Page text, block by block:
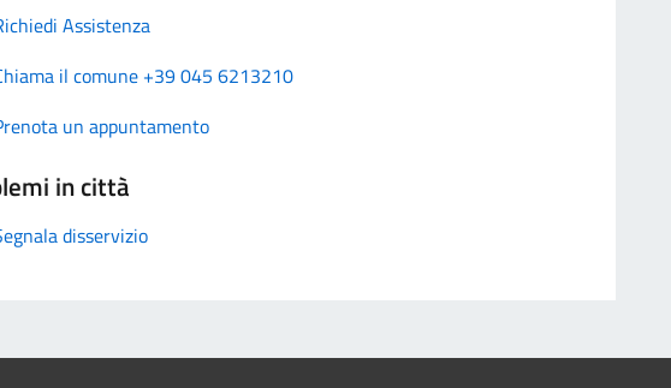
Assistenza
il comune +39 045 6213210
un appuntamento
in città
disservizio